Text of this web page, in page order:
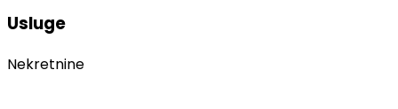
Usluge
Nekretnine